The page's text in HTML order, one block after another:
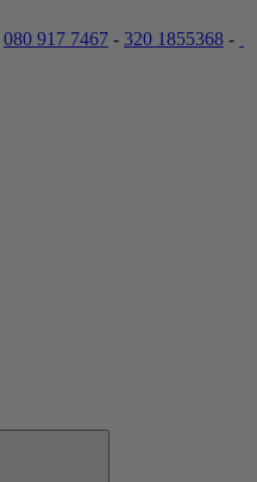
080 917 7467 - 320 1855368 -